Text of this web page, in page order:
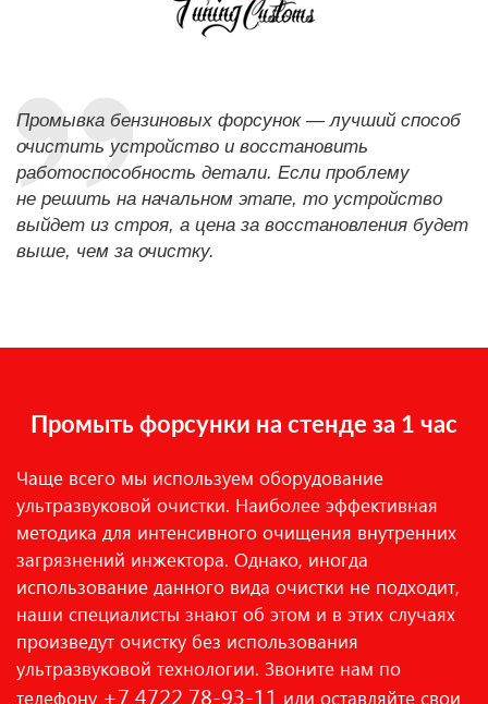
Промывка бензиновых форсунок — лучший способ
очистить устройство и восстановить
работоспособность детали. Если проблему
не решить на начальном этапе, то устройство
выйдет из строя, а цена за восстановления будет
выше, чем за очистку.
Промыть форсунки на стенде за 1 час
Чаще всего мы используем оборудование
ультразвуковой очистки. Наиболее эффективная
методика для интенсивного очищения внутренних
загрязнений инжектора. Однако, иногда
использование данного вида очистки не подходит,
наши специалисты знают об этом и в этих случаях
произведут очистку без использования
ультразвуковой технологии. Звоните нам по
телефону +7 4722 78-93-11 или оставляйте свои